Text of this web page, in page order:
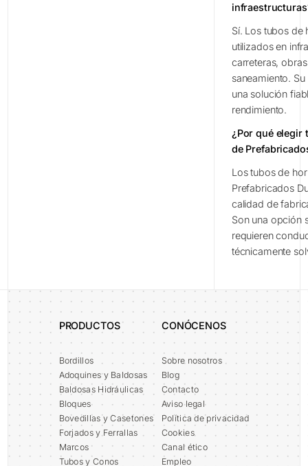
Sí. Los tubos
utilizados en
carreteras,
saneamiento.
una solución
rendimiento.
¿Por qué elegir
de
Los tubos de
Prefabricados
calidad de
Son una opción
requieren
técnicamente
PRODUCTOS
Bordillos
Adoquines y Baldosas
Baldosas Hidráulicas
Bloques
Bovedillas y Casetones
Forjados y Ferrallas
Marcos
Tubos y Conos
CONÓCENOS
Sobre nosotros
Blog
Contacto
Aviso legal
Política de privacidad
Cookies
Canal ético
Empleo